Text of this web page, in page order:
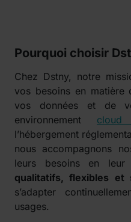
Pourquoi choisir
Chez Dstny, notre
vos besoins en matière
vos données et de
environnement
l’hébergement
nous accompagnons
leurs besoins en
qualitatifs, flexibles et
s’adapter
usages.